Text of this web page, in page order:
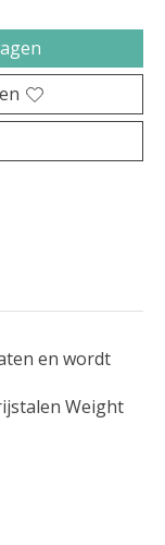
en wordt
Weight